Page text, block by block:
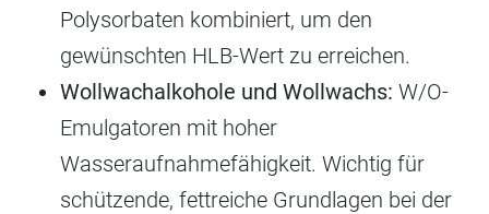
Polysorbaten kombiniert, um den
gewünschten HLB-Wert zu erreichen.
Wollwachalkohole und Wollwachs: W/O-
Emulgatoren mit hoher
Wasseraufnahmefähigkeit. Wichtig für
schützende, fettreiche Grundlagen bei der